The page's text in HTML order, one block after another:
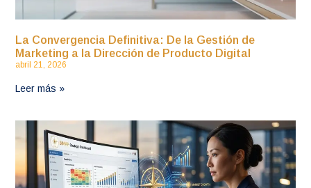
La Convergencia Definitiva: De la Gestión de
Marketing a la Dirección de Producto Digital
abril 21, 2026
Leer más »